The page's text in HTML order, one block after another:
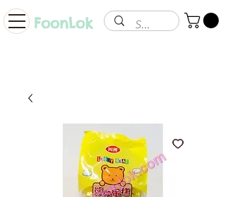
FoonLok